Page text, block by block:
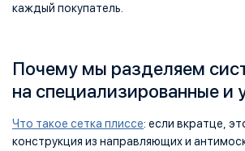
каждый покупатель.
Почему мы разделяем
на специализированные и
Что такое сетка плиссе: если вкратце,
конструкция из направляющих и